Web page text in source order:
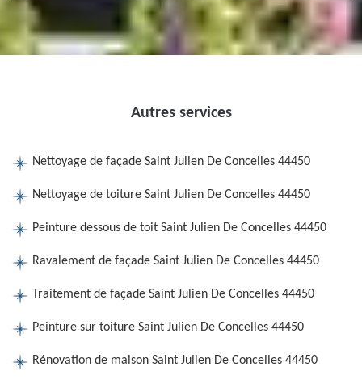
Autres services
Nettoyage de façade Saint Julien De Concelles 44450
Nettoyage de toiture Saint Julien De Concelles 44450
Peinture dessous de toit Saint Julien De Concelles 44450
Ravalement de façade Saint Julien De Concelles 44450
Traitement de façade Saint Julien De Concelles 44450
Peinture sur toiture Saint Julien De Concelles 44450
Rénovation de maison Saint Julien De Concelles 44450